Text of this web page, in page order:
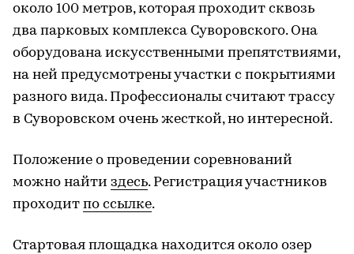
около 100 метров, которая проходит сквозь
два парковых комплекса Суворовского. Она
оборудована искусственными препятствиями,
на ней предусмотрены участки с покрытиями
разного вида. Профессионалы считают трассу
в Суворовском очень жесткой, но интересной.
Положение о проведении соревнований
можно найти здесь. Регистрация участников
проходит по ссылке.
Стартовая площадка находится около озер